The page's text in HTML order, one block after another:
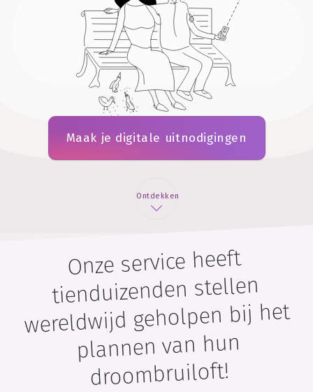
Maak je digitale uitnodigingen
Ontdekken
Onze service heeft
tienduizenden stellen
wereldwijd geholpen bij het
plannen van hun
droombruiloft!